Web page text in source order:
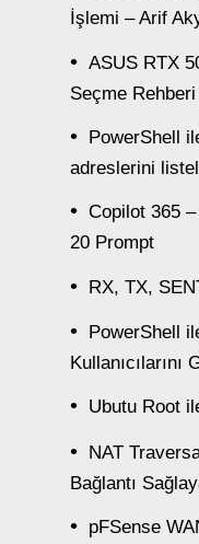
İşlemi – Arif
ASUS RTX
Seçme Rehberi
PowerShell
adreslerini
Copilot 365
20 Prompt
RX, TX,
PowerShell
Kullanıcılarını
Ubutu Root
NAT
Bağlantı
pFSense